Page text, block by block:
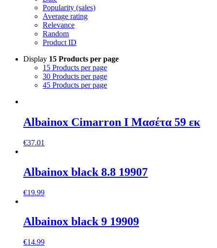
Popularity (sales)
Average rating
Relevance
Random
Product ID
Display 15 Products per page
15 Products per page
30 Products per page
45 Products per page
Albainox Cimarron Ι Mασέτα 59 εκ
€37.01
Albainox black 8.8 19907
€19.99
Albainox black 9 19909
€14.99